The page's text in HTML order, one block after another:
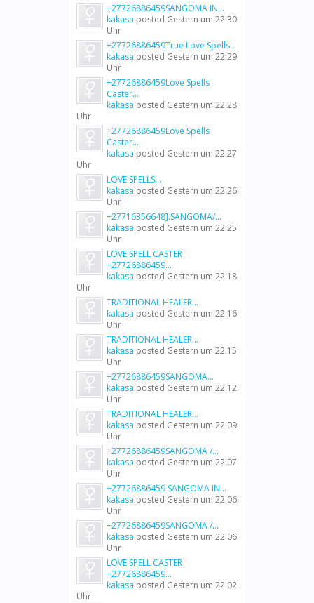
+27726886459SANGOMA IN...
kakasa posted Gestern um 22:30
Uhr
+27726886459True Love Spells...
kakasa posted Gestern um 22:29
Uhr
+27726886459Love Spells
Caster...
kakasa posted Gestern um 22:28
Uhr
+27726886459Love Spells
Caster...
kakasa posted Gestern um 22:27
Uhr
LOVE SPELLS...
kakasa posted Gestern um 22:26
Uhr
+27716356648].SANGOMA/...
kakasa posted Gestern um 22:25
Uhr
LOVE SPELL CASTER
+27726886459...
kakasa posted Gestern um 22:18
Uhr
TRADITIONAL HEALER...
kakasa posted Gestern um 22:16
Uhr
TRADITIONAL HEALER...
kakasa posted Gestern um 22:15
Uhr
+27726886459SANGOMA...
kakasa posted Gestern um 22:12
Uhr
TRADITIONAL HEALER...
kakasa posted Gestern um 22:09
Uhr
+27726886459SANGOMA /...
kakasa posted Gestern um 22:07
Uhr
+27726886459 SANGOMA IN...
kakasa posted Gestern um 22:06
Uhr
+27726886459SANGOMA /...
kakasa posted Gestern um 22:06
Uhr
LOVE SPELL CASTER
+27726886459...
kakasa posted Gestern um 22:02
Uhr